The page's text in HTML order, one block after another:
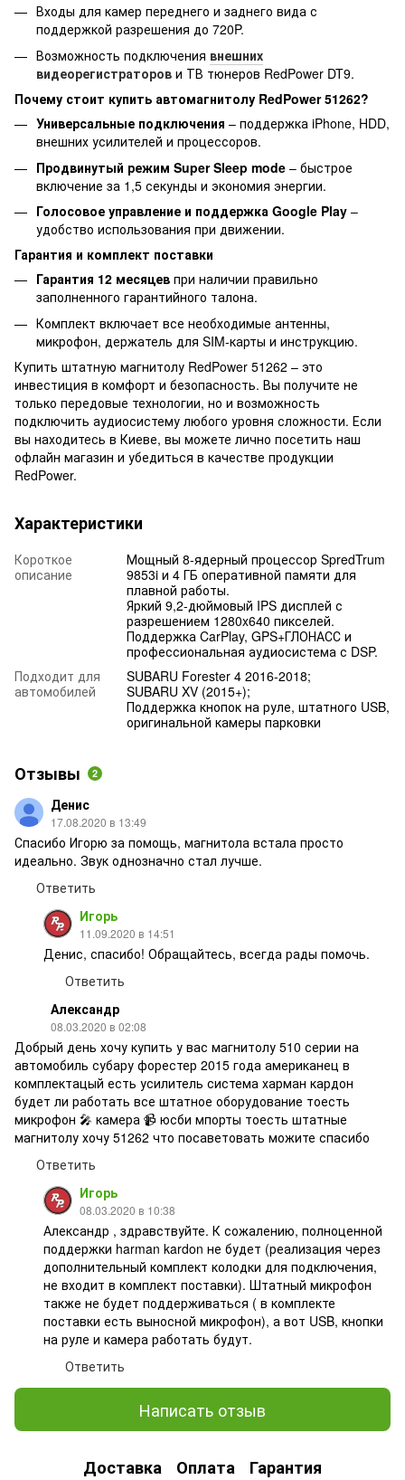
Входы для камер переднего и заднего вида с
поддержкой разрешения до 720P.
Возможность подключения внешних
видеорегистраторов и ТВ тюнеров RedPower DT9.
Почему стоит купить автомагнитолу RedPower 51262?
Универсальные подключения – поддержка iPhone, HDD,
внешних усилителей и процессоров.
Продвинутый режим Super Sleep mode – быстрое
включение за 1,5 секунды и экономия энергии.
Голосовое управление и поддержка Google Play –
удобство использования при движении.
Гарантия и комплект поставки
Гарантия 12 месяцев при наличии правильно
заполненного гарантийного талона.
Комплект включает все необходимые антенны,
микрофон, держатель для SIM-карты и инструкцию.
Купить штатную магнитолу RedPower 51262 – это
инвестиция в комфорт и безопасность. Вы получите не
только передовые технологии, но и возможность
подключить аудиосистему любого уровня сложности. Если
вы находитесь в Киеве, вы можете лично посетить наш
офлайн магазин и убедиться в качестве продукции
RedPower.
Характеристики
Короткое
описание
Мощный 8-ядерный процессор SpredTrum
9853i и 4 ГБ оперативной памяти для
плавной работы.
Яркий 9,2-дюймовый IPS дисплей с
разрешением 1280x640 пикселей.
Поддержка CarPlay, GPS+ГЛОНАСС и
профессиональная аудиосистема с DSP.
Подходит для
автомобилей
SUBARU Forester 4 2016-2018;
SUBARU XV (2015+);
Поддержка кнопок на руле, штатного USB,
оригинальной камеры парковки
Отзывы 2
Денис
17.08.2020 в 13:49
Спасибо Игорю за помощь, магнитола встала просто
идеально. Звук однозначно стал лучше.
Ответить
Игорь
11.09.2020 в 14:51
Денис, спасибо! Обращайтесь, всегда рады помочь.
Ответить
Александр
08.03.2020 в 02:08
Добрый день хочу купить у вас магнитолу 510 серии на
автомобиль субару форестер 2015 года американец в
комплектацый есть усилитель система харман кардон
будет ли работать все штатное оборудование тоесть
микрофон 🎤 камера 📹 юсби мпорты тоесть штатные
магнитолу хочу 51262 что посаветовать можите спасибо
Ответить
Игорь
08.03.2020 в 10:38
Александр , здравствуйте. К сожалению, полноценной
поддержки harman kardon не будет (реализация через
дополнительный комплект колодки для подключения,
не входит в комплект поставки). Штатный микрофон
также не будет поддерживаться ( в комплекте
поставки есть выносной микрофон), а вот USB, кнопки
на руле и камера работать будут.
Ответить
Написать отзыв
Доставка Оплата Гарантия